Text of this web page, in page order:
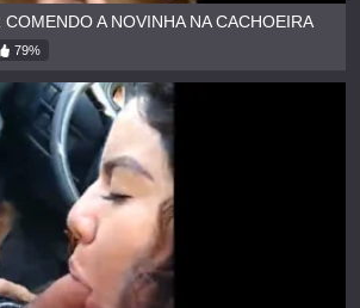
A NOVINHA NA CACHOEIRA
79%